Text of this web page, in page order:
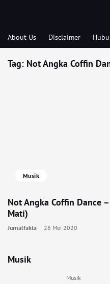
About Us Disclaimer
Musik
Musik
Tag: Not Angka Coffin
Musik
Not Angka Coffin Dance
Mati)
Jurnalfakta 26 Mei 2020